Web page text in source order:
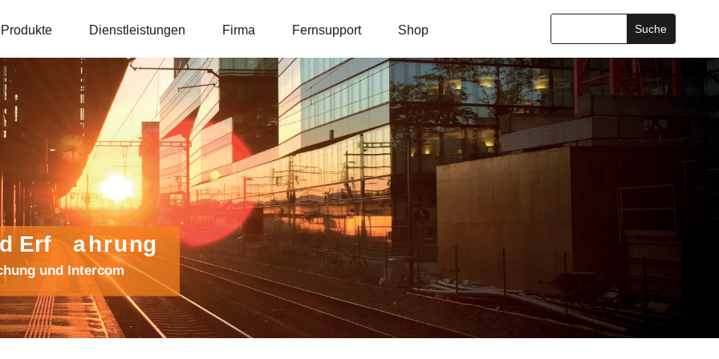
Produkte Dienstleistungen Firma Fernsupport Shop